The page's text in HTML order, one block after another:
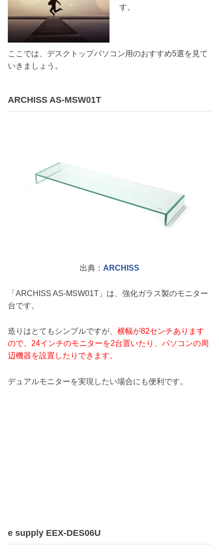
す。
ここでは、デスクトップパソコン用のおすすめ5選を見て
いきましょう。
ARCHISS AS-MSW01T
出典： ARCHISS
「ARCHISS AS-MSW01T」は、強化ガラス製のモニター
台です。
造りはとてもシンプルですが、 横幅が82センチあります
ので、24インチのモニターを2台置いたり、パソコンの周
辺機器を設置したりできます。
デュアルモニターを実現したい場合にも便利です。
e supply EEX-DES06U